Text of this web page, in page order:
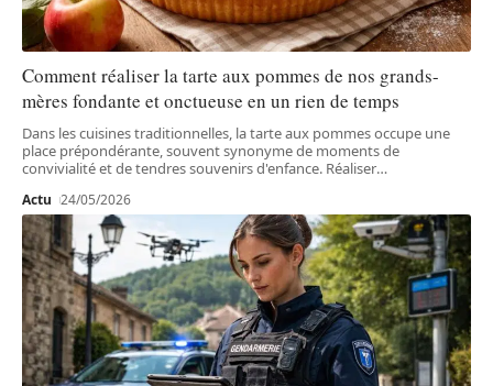
Comment réaliser la tarte aux pommes de nos grands-
mères fondante et onctueuse en un rien de temps
Dans les cuisines traditionnelles, la tarte aux pommes occupe une
place prépondérante, souvent synonyme de moments de
convivialité et de tendres souvenirs d'enfance. Réaliser…
Actu 24/05/2026